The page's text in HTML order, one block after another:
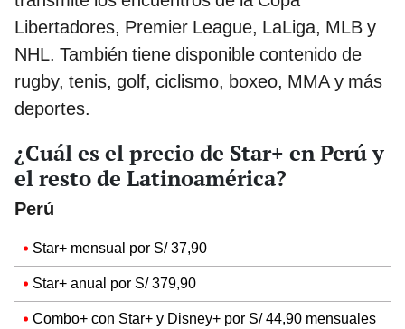
Libertadores, Premier League, LaLiga, MLB y
NHL. También tiene disponible contenido de
rugby, tenis, golf, ciclismo, boxeo, MMA y más
deportes.
¿Cuál es el precio de Star+ en Perú y
el resto de Latinoamérica?
Perú
Star+ mensual por S/ 37,90
Star+ anual por S/ 379,90
Combo+ con Star+ y Disney+ por S/ 44,90 mensuales